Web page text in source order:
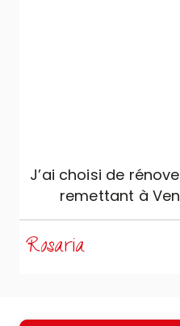
J’ai choisi de
remettant à
compétence de
pourrais pas être
extrêmement
Rosaria